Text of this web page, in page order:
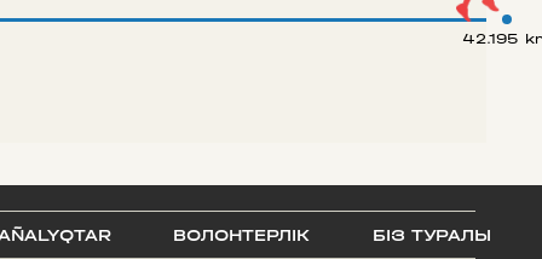
42.195
ВОЛОНТЕРЛІК БІЗ ТУРАЛЫ